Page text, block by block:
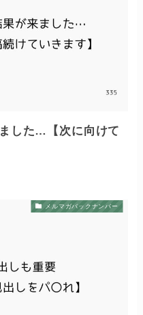
した…【次に向けて
メルマガバックナンバー